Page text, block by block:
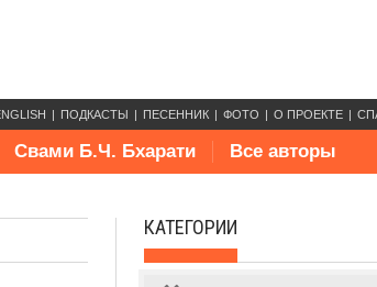
ПОДКАСТЫ ПЕСЕННИК ФОТО О ПРОЕКТЕ
Свами Б.Ч. Бхарати Все авторы
КАТЕГОРИИ